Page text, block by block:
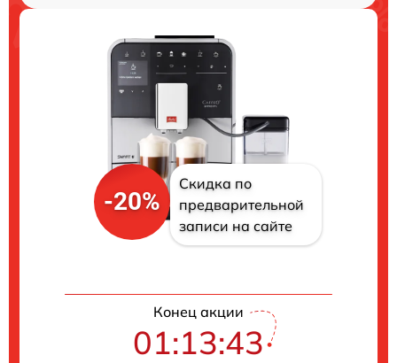
-20%
Скидка по
предварительной
записи на сайте
Конец акции
01:13:42